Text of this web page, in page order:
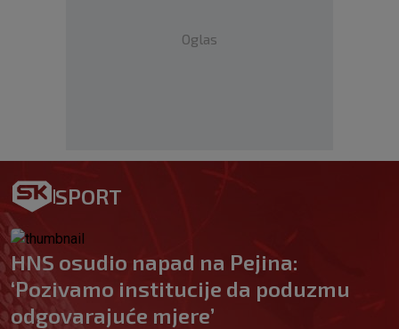
Oglas
SPORT
HNS osudio napad na Pejina:
‘Pozivamo institucije da poduzmu
odgovarajuće mjere’